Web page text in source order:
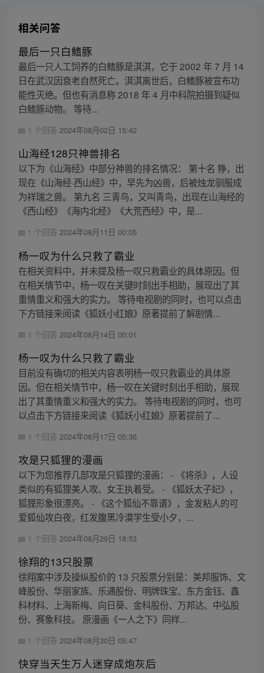
相关问答
最后一只白鳍豚
最后一只人工饲养的白鳍豚是淇淇，它于 2002 年 7 月 14
日在武汉因衰老自然死亡。淇淇离世后，白鳍豚被宣布功
能性灭绝。但也有消息称 2018 年 4 月中科院拍摄到疑似
白鳍豚动物。 等待...
1 个回答 2024年08月02日 15:42
山海经128只神兽排名
以下为《山海经》中部分神兽的排名情况： 第十名 狰，出
现在《山海经·西山经》中，早先为凶兽，后被烛龙驯服成
为祥瑞之兽。 第九名 三青鸟，又叫青鸟，出现在山海经的
《西山经》《海内北经》《大荒西经》中，是...
1 个回答 2024年08月11日 00:05
杨一叹为什么只救了霸业
在相关资料中，并未提及杨一叹只救霸业的具体原因。但
在相关情节中，杨一叹在关键时刻出手相助，展现出了其
重情重义和强大的实力。 等待电视剧的同时，也可以点击
下方链接来阅读《狐妖小红娘》原著提前了解剧情...
1 个回答 2024年08月14日 00:01
杨一叹为什么只救了霸业
目前没有确切的相关内容表明杨一叹只救霸业的具体原
因。但在相关情节中，杨一叹在关键时刻出手相助，展现
出了其重情重义和强大的实力。 等待电视剧的同时，也可
以点击下方链接来阅读《狐妖小红娘》原著提前了...
1 个回答 2024年08月17日 05:36
攻是只狐狸的漫画
以下为您推荐几部攻是只狐狸的漫画： - 《将杀》，人设
类似的有狐狸美人攻、女王执着受。 - 《狐妖太子妃》，
狐狸形象很漂亮。 - 《这个狐仙不靠谱》，金发粘人的可
爱狐仙攻白夜，红发腹黑冷漠学生受小夕，...
1 个回答 2024年08月29日 18:53
徐翔的13只股票
徐翔案中涉及操纵股价的 13 只股票分别是：美邦服饰、文
峰股份、华丽家族、乐通股份、明牌珠宝、东方金钰、鑫
科材料、上海新梅、向日葵、金科股份、万邦达、中弘股
份、赛象科技。 原漫画《一人之下》同样...
1 个回答 2024年08月30日 05:47
快穿当天生万人迷穿成炮灰后